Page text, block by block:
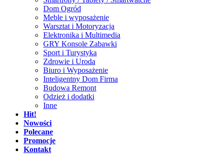
Dom Ogród
Meble i wyposażenie
Warsztat i Motoryzacja
Elektronika i Multimedia
GRY Konsole Zabawki
Sport i Turystyka
Zdrowie i Uroda
Biuro i Wyposażenie
Inteligentny Dom Firma
Budowa Remont
Odzież i dodatki
Inne
Hit!
Nowości
Polecane
Promocje
Kontakt